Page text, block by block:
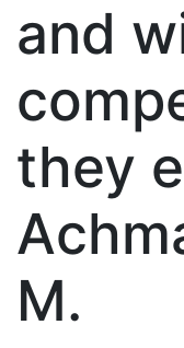
and
they
M.